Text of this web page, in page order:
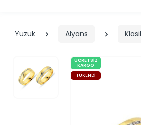
Yüzük Alyans
ÜCRETSIZ
KARGO
TÜKENDI